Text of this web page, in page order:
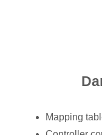
Mapping